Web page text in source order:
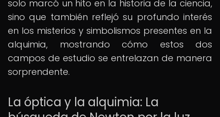
solo marcó un hito en la historia de la ciencia,
sino que también reflejó su profundo interés
en los misterios y simbolismos presentes en la
alquimia, mostrando cómo estos dos
campos de estudio se entrelazan de manera
sorprendente.
La óptica y la alquimia: La